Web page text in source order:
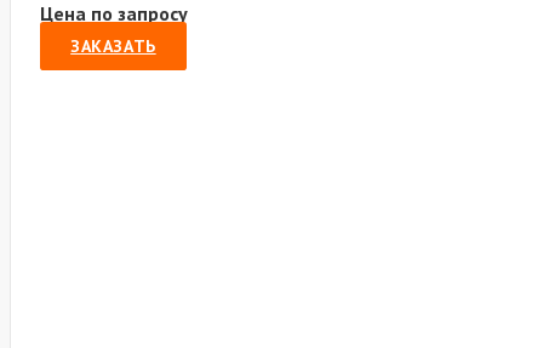
Цена по запросу
ЗАКАЗАТЬ